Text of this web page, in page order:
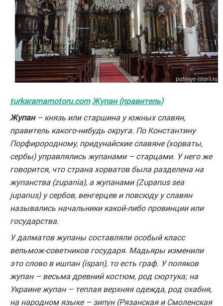
turkaramamotoru.com Жупан (правитель)
Жупан– князь или старшина у южных славян,
правитель какого-нибудь округа. По Константину
Порфирородному, придунайские славяне (хорваты,
сербы) управлялись жупанами – старцами. У него же
говорится, что страна хорватов была разделена на
жупанства (zupania), а жупанами (Zupanus sea
jupanus) у сербов, венгерцев и повсюду у славян
назывались начальники какой-либо провинции или
государства.
У далматов жупаны составляли особый класс
вельмож-советников государя. Мадьяры изменили
это слово в ишпан (ispan), то есть граф. У поляков
жупан – весьма древний костюм, род сюртука; на
Украине жупан – теплая верхняя одежда, род охабня,
на народном языке – зипун (Рязанская и Смоленская